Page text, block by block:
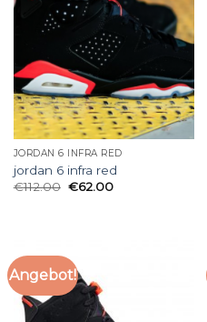
JORDAN 6 INFRA RED
jordan 6 infra red
€112.00 €62.00
Angebot!